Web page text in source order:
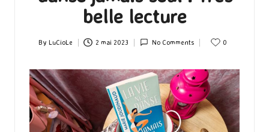
belle lecture
Posted
By LuCioLe 2 mai 2023 No Comments 0